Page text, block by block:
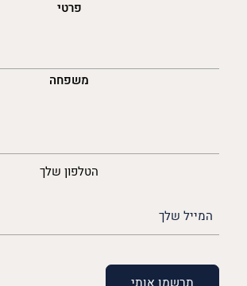
פרטי
משפחה
הטלפון שלך
(חובה)